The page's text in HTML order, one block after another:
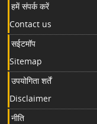
हमें संपर्क करें
Contact us
सईटमॉप
Sitemap
उपयोगिता शर्तें
Disclaimer
नीति